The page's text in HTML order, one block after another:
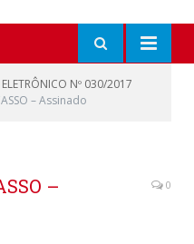
ELETRÔNICO Nº 030/2017
– Assinado
–
0